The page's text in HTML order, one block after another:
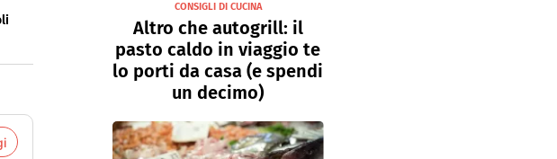
CONSIGLI DI CUCINA
Altro che autogrill: il
pasto caldo in viaggio te
lo porti da casa (e spendi
un decimo)